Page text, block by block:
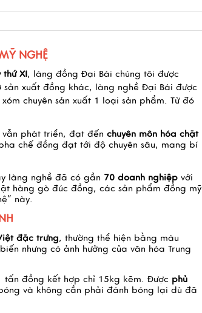
NGHỆ
XI, làng đồng Đại Bái chúng tôi được
sản xuất đồng khác, làng nghề Đại Bái được
chuyên sản xuất 1 loại sản phẩm. Từ đó
vẫn phát triển, đạt đến chuyên môn hóa chặt
chế đồng đạt tới độ chuyên sâu, mang bí
làng nghề đã có gần 70 doanh nghiệp với
hàng gò đúc đồng, các sản phẩm đồng mỹ
này.
đặc trưng, thường thể hiện bằng màu
nhưng có ảnh hưởng của văn hóa Trung
tấn đồng kết hợp chỉ 15kg kẽm. Được phủ
và không cần phải đánh bóng lại dù đã